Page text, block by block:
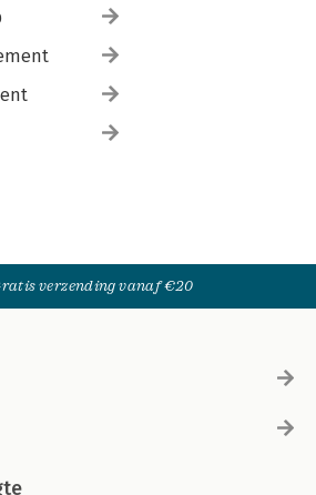
verzending vanaf €20